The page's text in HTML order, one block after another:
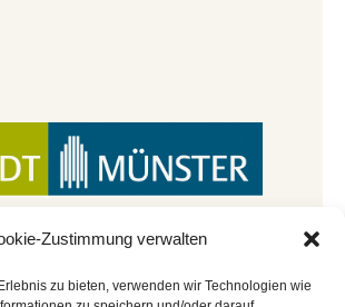
Zustimmung verwalten
zu bieten, verwenden wir Technologien wie